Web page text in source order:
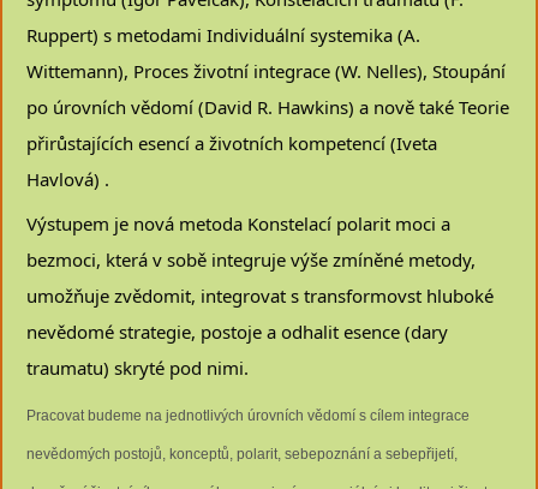
Ruppert) s metodami Individuální systemika (A.
Wittemann), Proces životní integrace (W. Nelles), Stoupání
po úrovních vědomí (David R. Hawkins) a nově také Teorie
přirůstajících esencí a životních kompetencí (Iveta
Havlová) .
Výstupem je nová metoda Konstelací polarit moci a
bezmoci, která v sobě integruje výše zmíněné metody,
umožňuje zvědomit, integrovat s transformovst hluboké
nevědomé strategie, postoje a odhalit esence (dary
traumatu) skryté pod nimi.
Pracovat budeme na jednotlivých úrovních vědomí s cílem integrace
nevědomých postojů, konceptů, polarit, sebepoznání a sebepřijetí,